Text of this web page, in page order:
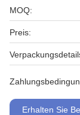
MOQ:
Preis:
Erhalten Sie